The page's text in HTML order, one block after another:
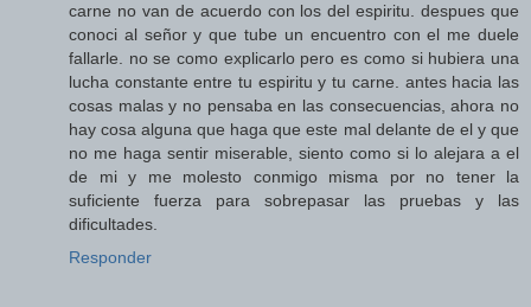
carne no van de acuerdo con los del espiritu. despues que
conoci al señor y que tube un encuentro con el me duele
fallarle. no se como explicarlo pero es como si hubiera una
lucha constante entre tu espiritu y tu carne. antes hacia las
cosas malas y no pensaba en las consecuencias, ahora no
hay cosa alguna que haga que este mal delante de el y que
no me haga sentir miserable, siento como si lo alejara a el
de mi y me molesto conmigo misma por no tener la
suficiente fuerza para sobrepasar las pruebas y las
dificultades.
Responder